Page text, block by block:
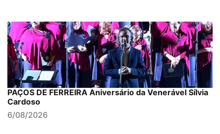
PAÇOS DE FERREIRA Aniversário da Venerável Sílvia
Cardoso
6/08/2026